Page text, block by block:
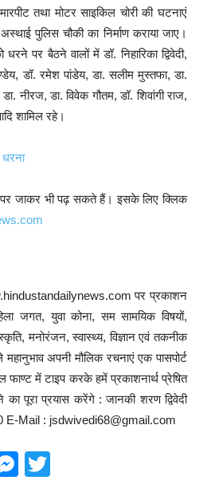
तथा मोटर साइकिल चोरी की घटनाएं
पुलिस चौकी का निर्माण कराया जाए।
धरने पर बैठने वालों में डॉ. निहारिका द्विवेदी,
डॉ. रमेश पांडेय, डा. सलीम मुस्तफा, डा.
नीरज, डा. विवेक गौतम, डॉ. शिवांगी राज,
शामिल रहे।
पर जाकर भी पढ़ सकते हैं। इसके लिए क्लिक
पर प्रकाशन
जगत, युवा कोना, सम सामयिक विषयों,
मनोरंजन, स्वास्थ्य, विज्ञान एवं तकनीक
अपनी मौलिक रचनाएं एक पासपोर्ट
में टाइप करके हमें प्रकाशनार्थ प्रेषित
पूरा प्रयास करेंगे : जानकी शरण द्विवेदी
E-Mail : jsdwivedi68@gmail.com
M